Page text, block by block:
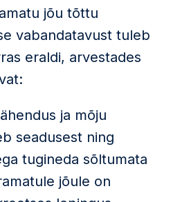
jõu tõttu
vabandatavust tuleb
eraldi, arvestades
ja mõju
seadusest ning
tugineda sõltumata
jõule on